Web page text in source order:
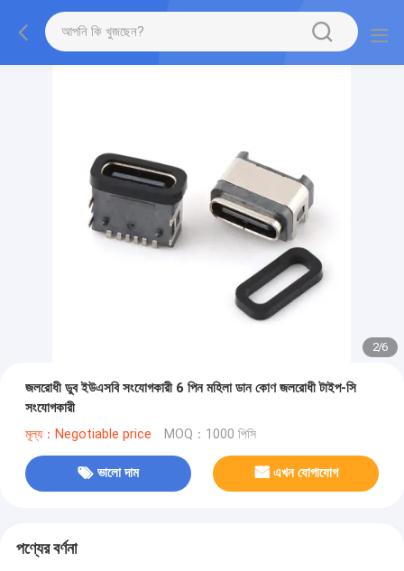
2/6
জলরোধী ডুব ইউএসবি সংযোগকারী 6 পিন মহিলা ডান কোণ জলরোধী টাইপ-সি
সংযোগকারী
মূল্য：Negotiable price MOQ：1000 পিসি
ভালো দাম এখন যোগাযোগ
পণ্যের বর্ণনা